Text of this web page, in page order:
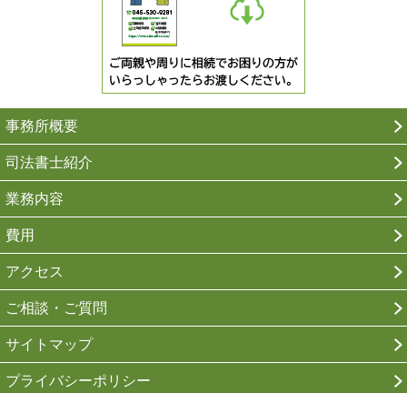
事務所概要
司法書士紹介
業務内容
費用
アクセス
ご相談・ご質問
サイトマップ
プライバシーポリシー